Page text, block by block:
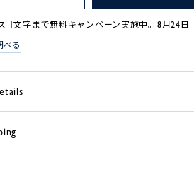
1文字まで無料キャンペーン実施中。8月24日
べる